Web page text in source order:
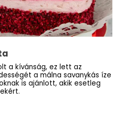
a kívánság, ez lett az
a málna savanykás íze
is ajánlott, akik esetleg